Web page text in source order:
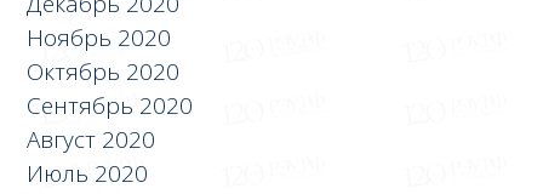
Ноябрь 2020
Октябрь 2020
Сентябрь 2020
Август 2020
Июль 2020